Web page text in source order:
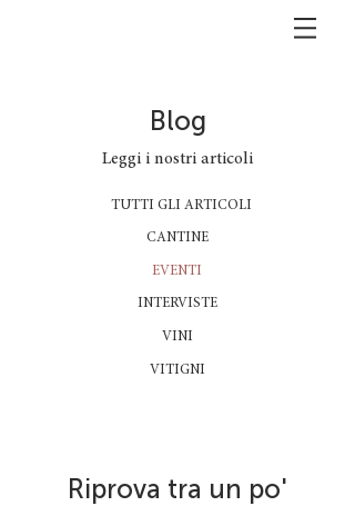
Blog
Leggi i nostri articoli
Riprova tra un po'
TUTTI GLI ARTICOLI
CANTINE
EVENTI
INTERVISTE
VINI
VITIGNI